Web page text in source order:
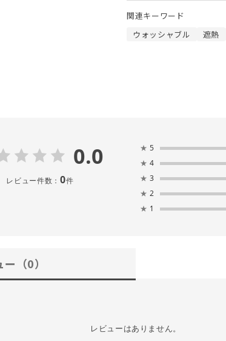
関連キーワード
ウォッシャブル
遮熱
0.0
レビュー件数： 0件
★ 5
★ 4
★ 3
★ 2
★ 1
ー （0）
レビューはありません。